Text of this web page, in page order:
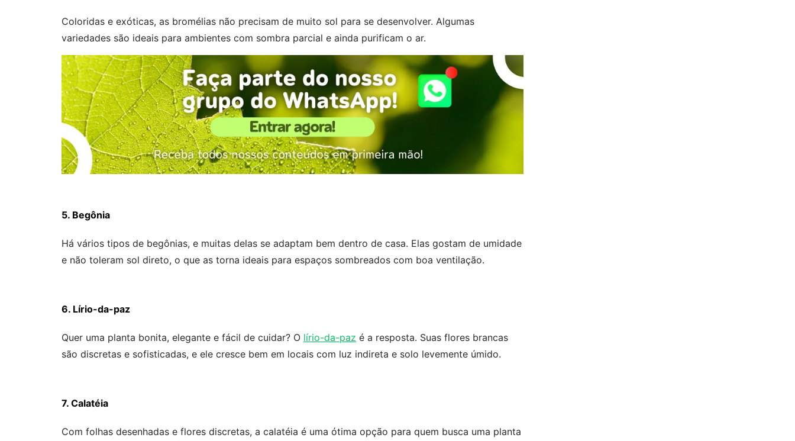
Coloridas e exóticas, as bromélias não precisam de muito sol para se desenvolver. Algumas
variedades são ideais para ambientes com sombra parcial e ainda purificam o ar.
5. Begônia
Há vários tipos de begônias, e muitas delas se adaptam bem dentro de casa. Elas gostam de umidade
e não toleram sol direto, o que as torna ideais para espaços sombreados com boa ventilação.
6. Lírio-da-paz
Quer uma planta bonita, elegante e fácil de cuidar? O lírio-da-paz é a resposta. Suas flores brancas
são discretas e sofisticadas, e ele cresce bem em locais com luz indireta e solo levemente úmido.
7. Calatéia
Com folhas desenhadas e flores discretas, a calatéia é uma ótima opção para quem busca uma planta